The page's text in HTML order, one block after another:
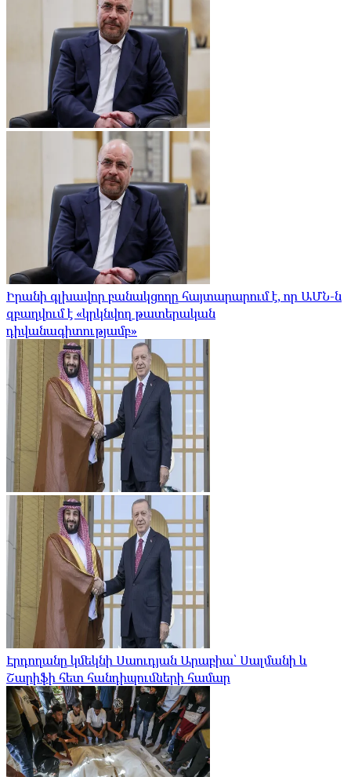
Իրանի գլխավոր բանակցողը հայտարարում է, որ ԱՄՆ-ն
զբաղվում է «կրկնվող թատերական
դիվանագիտությամբ»
Էրդողանը կմեկնի Սաուդյան Արաբիա՝ Սալմանի և
Շարիֆի հետ հանդիպումների համար